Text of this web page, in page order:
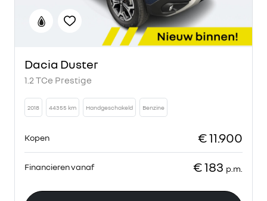
Dacia Duster
1.2 TCe Prestige
2018 44355 km Handgeschakeld Benzine
Kopen € 11.900
Financieren vanaf € 183 p.m.